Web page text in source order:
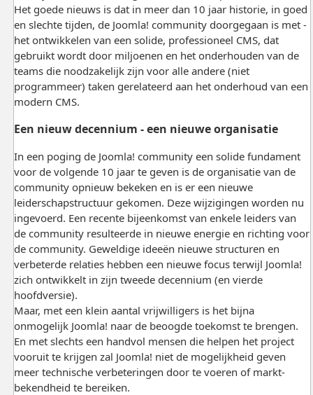
Het goede nieuws is dat in meer dan 10 jaar historie, in goed
en slechte tijden, de Joomla! community doorgegaan is met -
het ontwikkelen van een solide, professioneel CMS, dat
gebruikt wordt door miljoenen en het onderhouden van de
teams die noodzakelijk zijn voor alle andere (niet
programmeer) taken gerelateerd aan het onderhoud van een
modern CMS.
Een nieuw decennium - een nieuwe organisatie
In een poging de Joomla! community een solide fundament
voor de volgende 10 jaar te geven is de organisatie van de
community opnieuw bekeken en is er een nieuwe
leiderschapstructuur gekomen. Deze wijzigingen worden nu
ingevoerd. Een recente bijeenkomst van enkele leiders van
de community resulteerde in nieuwe energie en richting voor
de community. Geweldige ideeën nieuwe structuren en
verbeterde relaties hebben een nieuwe focus terwijl Joomla!
zich ontwikkelt in zijn tweede decennium (en vierde
hoofdversie).
Maar, met een klein aantal vrijwilligers is het bijna
onmogelijk Joomla! naar de beoogde toekomst te brengen.
En met slechts een handvol mensen die helpen het project
vooruit te krijgen zal Joomla! niet de mogelijkheid geven
meer technische verbeteringen door te voeren of markt-
bekendheid te bereiken.